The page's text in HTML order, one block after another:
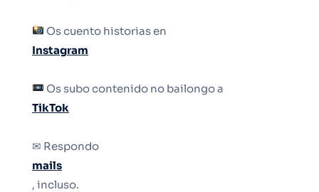
Os cuento historias en
Instagram
Os subo contenido no bailongo a
TikTok
✉ Respondo
mails
, incluso.